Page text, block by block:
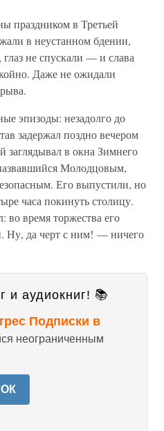
праздником в Третьей
в неустанном бдении,
не спускали — и слава
Даже не ожидали
эпизоды: незадолго до
задержал поздно вечером
заглядывал в окна Зимнего
Молодцовым,
Его выпустили, но
часа покинуть столицу.
во время торжества его
Ну, да черт с ним! — ничего
и аудиокниг! 📚
Подписки в
неограниченным